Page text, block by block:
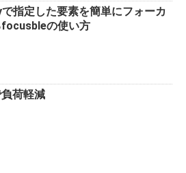
指定した要素を簡単にフォーカ
focusbleの使い方
荷軽減